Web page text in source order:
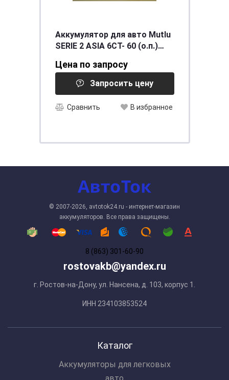
Аккумулятор для авто Mutlu
SERIE 2 ASIA 6CT- 60 (о.п.)
креп. [д232ш173в225/520
Цена по запросу
Запросить цену
Сравнить В избранное
8 (863) 301-60-90
rostovakb@yandex.ru
г. Ростов-на-Дону, ул. Нансена, д. 103, корпус 1.
ИНН 234103853524
© 2007-2026, avtotok24.ru - интернет-магазин
аккумуляторов. Все права защищены.
Каталог
Аккумуляторы для легковых